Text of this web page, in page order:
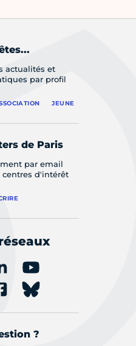
actualités et
par profil
JEUNE
de Paris
par email
centres d'intérêt
?